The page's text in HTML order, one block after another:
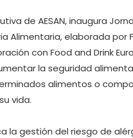
de AESAN, inaugura
Alimentaria, elaborada por
con Food and Drink
la seguridad
alimentos o
vida.
la gestión del riesgo de